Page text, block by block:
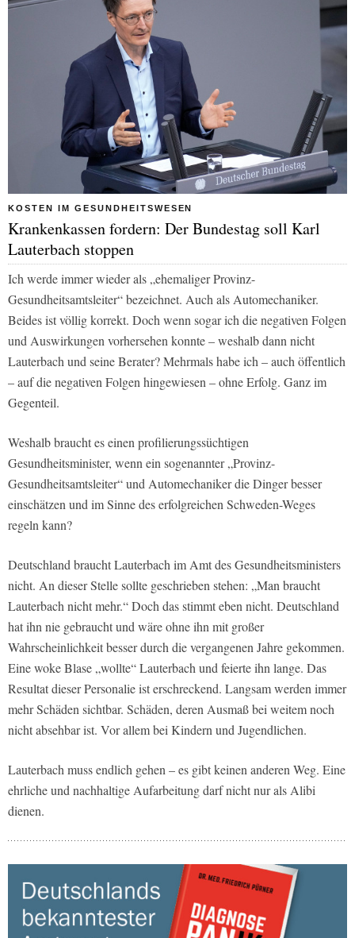
KOSTEN IM GESUNDHEITSWESEN
Krankenkassen fordern: Der Bundestag soll Karl
Lauterbach stoppen
Ich werde immer wieder als „ehemaliger Provinz-
Gesundheitsamtsleiter“ bezeichnet. Auch als Automechaniker.
Beides ist völlig korrekt. Doch wenn sogar ich die negativen Folgen
und Auswirkungen vorhersehen konnte – weshalb dann nicht
Lauterbach und seine Berater? Mehrmals habe ich – auch öffentlich
– auf die negativen Folgen hingewiesen – ohne Erfolg. Ganz im
Gegenteil.
Weshalb braucht es einen profilierungssüchtigen
Gesundheitsminister, wenn ein sogenannter „Provinz-
Gesundheitsamtsleiter“ und Automechaniker die Dinger besser
einschätzen und im Sinne des erfolgreichen Schweden-Weges
regeln kann?
Deutschland braucht Lauterbach im Amt des Gesundheitsministers
nicht. An dieser Stelle sollte geschrieben stehen: „Man braucht
Lauterbach nicht mehr.“ Doch das stimmt eben nicht. Deutschland
hat ihn nie gebraucht und wäre ohne ihn mit großer
Wahrscheinlichkeit besser durch die vergangenen Jahre gekommen.
Eine woke Blase „wollte“ Lauterbach und feierte ihn lange. Das
Resultat dieser Personalie ist erschreckend. Langsam werden immer
mehr Schäden sichtbar. Schäden, deren Ausmaß bei weitem noch
nicht absehbar ist. Vor allem bei Kindern und Jugendlichen.
Lauterbach muss endlich gehen – es gibt keinen anderen Weg. Eine
ehrliche und nachhaltige Aufarbeitung darf nicht nur als Alibi
dienen.